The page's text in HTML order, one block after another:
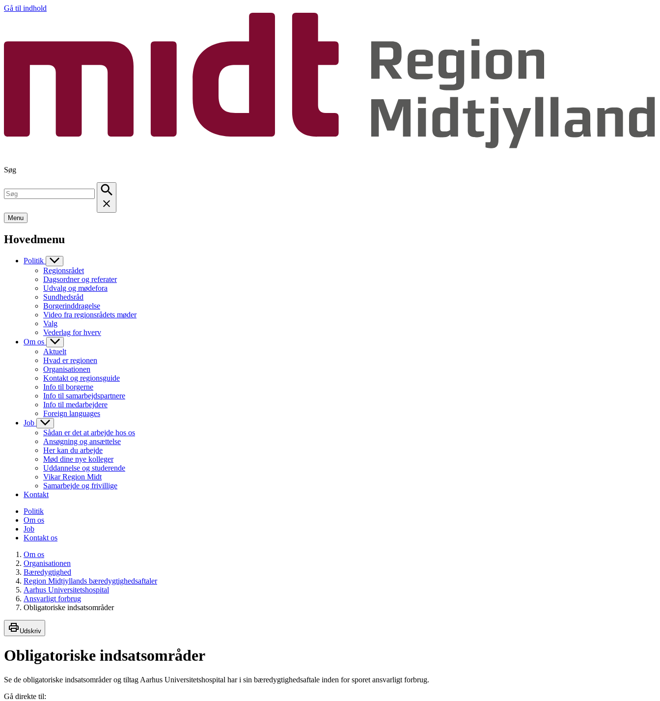
Gå til indhold
Søg
Menu
Hovedmenu
Politik
Regionsrådet
Dagsordner og referater
Udvalg og mødefora
Sundhedsråd
Borgerinddragelse
Video fra regionsrådets møder
Valg
Vederlag for hverv
Om os
Aktuelt
Hvad er regionen
Organisationen
Kontakt og regionsguide
Info til borgerne
Info til samarbejdspartnere
Info til medarbejdere
Foreign languages
Job
Sådan er det at arbejde hos os
Ansøgning og ansættelse
Her kan du arbejde
Mød dine nye kolleger
Uddannelse og studerende
Vikar Region Midt
Samarbejde og frivillige
Kontakt
Politik
Om os
Job
Kontakt os
Om os
Organisationen
Bæredygtighed
Region Midtjyllands bæredygtighedsaftaler
Aarhus Universitetshospital
Ansvarligt forbrug
Obligatoriske indsatsområder
Udskriv
Obligatoriske indsatsområder
Se de obligatoriske indsatsområder og tiltag Aarhus Universitetshospital har i sin bæredygtighedsaftale inden for sporet ansvarligt forbrug.
Gå direkte til: